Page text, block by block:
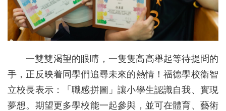
一雙雙渴望的眼睛，一隻隻高高舉起等待提問的
手，正反映着同學們追尋未來的熱情！福德學校衞智
立校長表示：「職感拼圖」讓小學生認識自我、實現
夢想。期望更多學校能一起參與，並可在體育、藝術